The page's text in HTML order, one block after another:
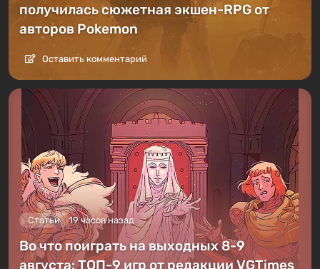
получилась сюжетная экшен-RPG от
авторов Pokemon
Оставить комментарий
Статьи 19 часов назад
Во что поиграть на выходных 8-9
августа: ТОП-9 игр от редакции VGTimes